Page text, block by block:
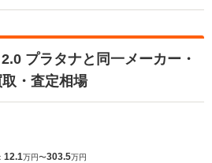
プラタナと同一メーカー・
・査定相場
12.1万円〜303.5万円